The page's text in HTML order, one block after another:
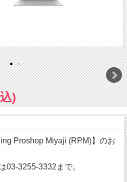
)
Proshop Miyaji (RPM)】のお
03-3255-3332まで。